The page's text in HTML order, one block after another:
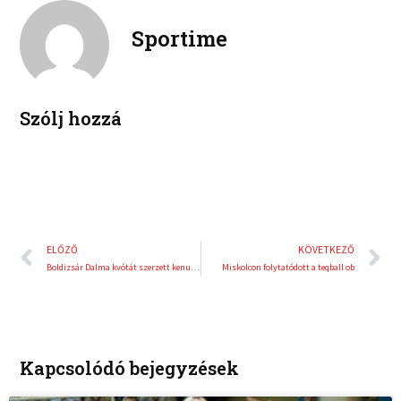
o
k
n
r
Sportime
Szólj hozzá
Előző
ELŐZŐ
Boldizsár Dalma kvótát szerzett kenuban
KÖVETKEZŐ
Miskolcon folytatódott a teqball ob
Kapcsolódó bejegyzések